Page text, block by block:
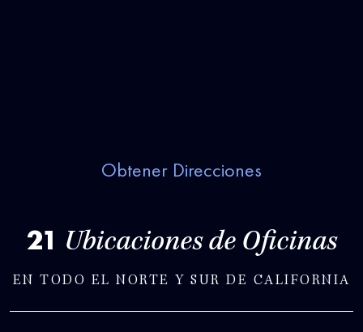
21 Ubicaciones de Oficinas
EN TODO EL NORTE Y SUR DE CALIFORNIA
Obtener Direcciones